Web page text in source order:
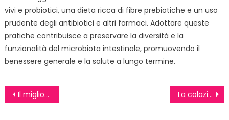
vivi e probiotici, una dieta ricca di fibre prebiotiche e un uso
prudente degli antibiotici e altri farmaci. Adottare queste
pratiche contribuisce a preservare la diversità e la
funzionalità del microbiota intestinale, promuovendo il
benessere generale e la salute a lungo termine.
Navigazione
Il miglior collagene marino in commercio La colazione ideale per lo sportivo: una carica di energia a base di carboidrati